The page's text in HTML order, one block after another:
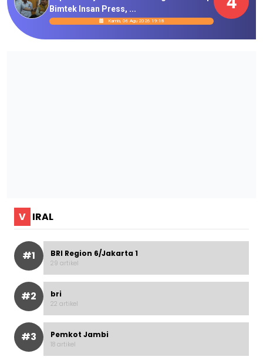
Bimtek Insan Press, ...
Kamis, 06 Agu 2026 19:18
V IRAL
#1 BRI Region 6/Jakarta 1
29 artikel
#2 bri
22 artikel
#3 Pemkot Jambi
18 artikel